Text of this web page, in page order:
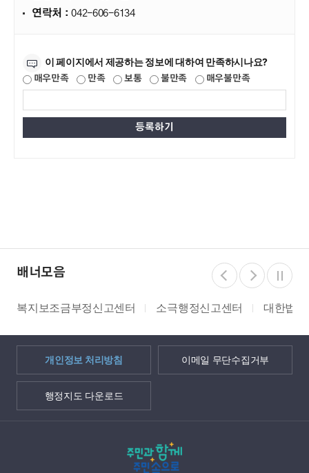
연락처 :042-606-6134
이 페이지에서 제공하는 정보에 대하여 만족하시나요?
매우만족 만족 보통 불만족 매우불만족
배너모음
복지보조금부정신고센터 소극행정신고센터 대한법률
개인정보 처리방침 이메일 무단수집거부
행정지도 다운로드